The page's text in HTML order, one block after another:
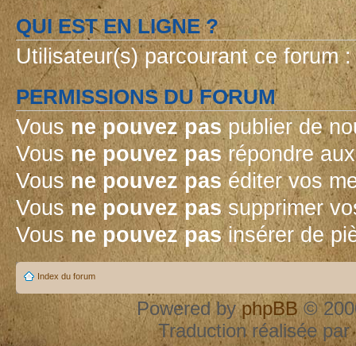
QUI EST EN LIGNE ?
Utilisateur(s) parcourant ce forum
PERMISSIONS DU FORUM
Vousne pouvez paspublier de
Vousne pouvez pasrépondre
Vousne pouvez paséditer vos
Vousne pouvez passupprimer
Vousne pouvez pasinsérer de
Index du forum
Powered byphpBB©
Traduction réalisée par